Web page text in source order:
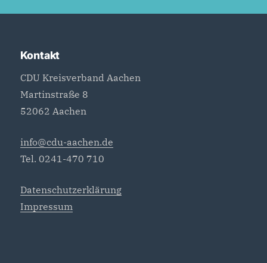
Kontakt
CDU Kreisverband Aachen
Martinstraße 8
52062 Aachen
info@cdu-aachen.de
Tel. 0241-470 710
Datenschutzerklärung
Impressum